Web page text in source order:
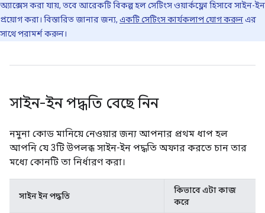
অ্যাক্সেস করা যায়, তবে আরেকটি বিকল্প হল সেটিংস ওয়ার্কফ্লো হিসাবে সাইন-ইন
প্রয়োগ করা। বিস্তারিত জানার জন্য, একটি সেটিংস কার্যকলাপ যোগ করুন এর
সাথে পরামর্শ করুন।
সাইন-ইন পদ্ধতি বেছে নিন
নমুনা কোড মানিয়ে নেওয়ার জন্য আপনার প্রথম ধাপ হল
আপনি যে 3টি উপলব্ধ সাইন-ইন পদ্ধতি অফার করতে চান তার
মধ্যে কোনটি তা নির্ধারণ করা।
সাইন ইন পদ্ধতি
কিভাবে এটা কাজ
করে